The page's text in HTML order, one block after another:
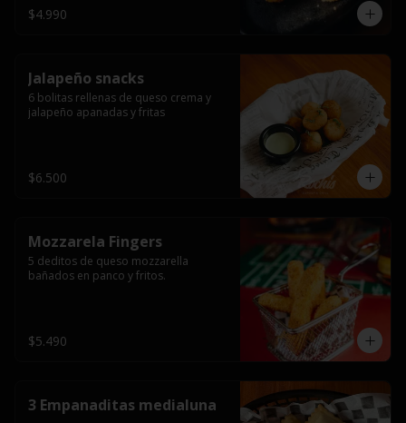
$4.990
Jalapeño snacks
6 bolitas rellenas de queso crema y
jalapeño apanadas y fritas
$6.500
Mozzarela Fingers
5 deditos de queso mozzarella
bañados en panco y fritos.
$5.490
3 Empanaditas medialuna